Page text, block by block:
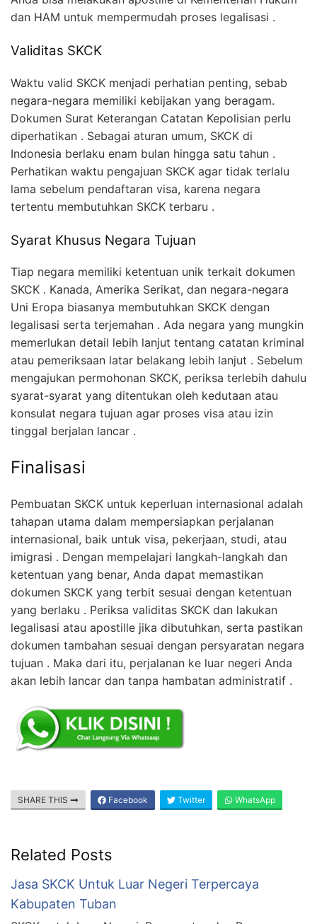
dan HAM untuk mempermudah proses legalisasi .
Validitas SKCK
Waktu valid SKCK menjadi perhatian penting, sebab
negara-negara memiliki kebijakan yang beragam.
Dokumen Surat Keterangan Catatan Kepolisian perlu
diperhatikan . Sebagai aturan umum, SKCK di
Indonesia berlaku enam bulan hingga satu tahun .
Perhatikan waktu pengajuan SKCK agar tidak terlalu
lama sebelum pendaftaran visa, karena negara
tertentu membutuhkan SKCK terbaru .
Syarat Khusus Negara Tujuan
Tiap negara memiliki ketentuan unik terkait dokumen
SKCK . Kanada, Amerika Serikat, dan negara-negara
Uni Eropa biasanya membutuhkan SKCK dengan
legalisasi serta terjemahan . Ada negara yang mungkin
memerlukan detail lebih lanjut tentang catatan kriminal
atau pemeriksaan latar belakang lebih lanjut . Sebelum
mengajukan permohonan SKCK, periksa terlebih dahulu
syarat-syarat yang ditentukan oleh kedutaan atau
konsulat negara tujuan agar proses visa atau izin
tinggal berjalan lancar .
Finalisasi
Pembuatan SKCK untuk keperluan internasional adalah
tahapan utama dalam mempersiapkan perjalanan
internasional, baik untuk visa, pekerjaan, studi, atau
imigrasi . Dengan mempelajari langkah-langkah dan
ketentuan yang benar, Anda dapat memastikan
dokumen SKCK yang terbit sesuai dengan ketentuan
yang berlaku . Periksa validitas SKCK dan lakukan
legalisasi atau apostille jika dibutuhkan, serta pastikan
dokumen tambahan sesuai dengan persyaratan negara
tujuan . Maka dari itu, perjalanan ke luar negeri Anda
akan lebih lancar dan tanpa hambatan administratif .
SHARE THIS Facebook Twitter WhatsApp
Related Posts
Jasa SKCK Untuk Luar Negeri Terpercaya
Kabupaten Tuban